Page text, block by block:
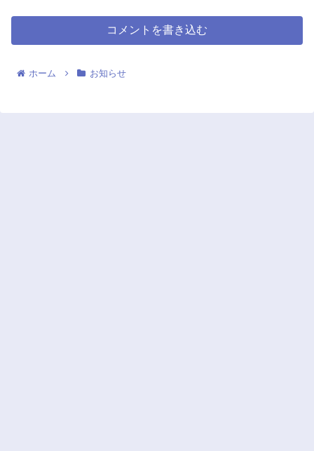
コメントを書き込む
ホーム お知らせ